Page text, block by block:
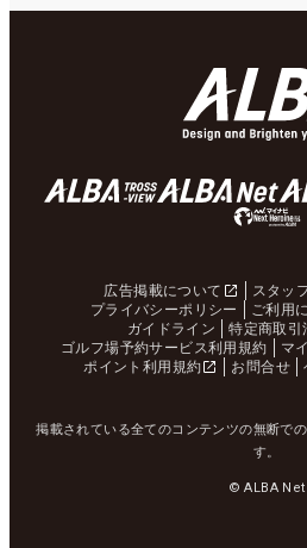
広告掲載について スタッ
プライバシーポリシー
ご利用
ガイドライン
特定商取引
ゴルフ場予約サービス利用規約
マ
ポイント利用規約
お問合せ
掲載されている全てのコンテンツの無断で
す。
© ALBA Net